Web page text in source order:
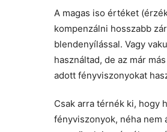
A magas iso értéket
kompenzálni hosszabb
blendenyílással. Vagy
használtad, de az már
adott fényviszonyokat
Csak arra térnék ki, hogy
fényviszonyok, néha nem